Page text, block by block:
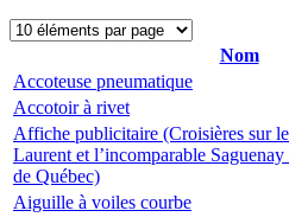
Nom
Accoteuse pneumatique
Accotoir à rivet
Affiche publicitaire (Croisières sur
Laurent et l’incomparable
de Québec)
Aiguille à voiles courbe